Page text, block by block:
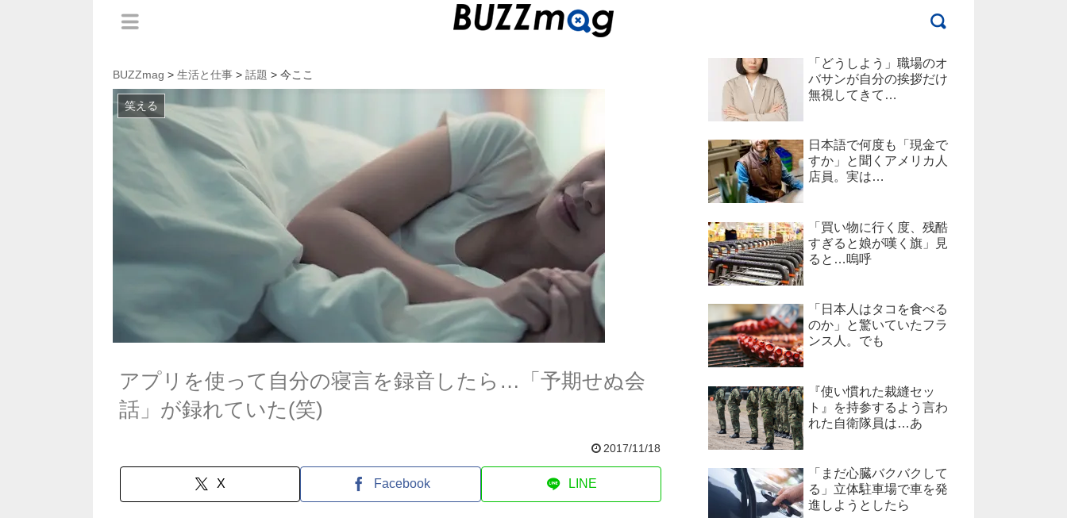
BUZZmag > 生活と仕事 > 話題 > 今ここ
笑える
アプリを使って自分の寝言を録音したら…「予期せぬ会
話」が録れていた(笑)
2017/11/18
X Facebook LINE
「どうしよう」職場のオ
バサンが自分の挨拶だけ
無視してきて…
日本語で何度も「現金で
すか」と聞くアメリカ人
店員。実は…
「買い物に行く度、残酷
すぎると娘が嘆く旗」見
ると…嗚呼
「日本人はタコを食べる
のか」と驚いていたフラ
ンス人。でも
『使い慣れた裁縫セッ
ト』を持参するよう言わ
れた自衛隊員は…あ
「まだ心臓バクバクして
る」立体駐車場で車を発
進しようとしたら